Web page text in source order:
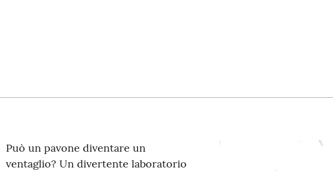
Può un pavone diventare un
ventaglio? Un divertente laboratorio